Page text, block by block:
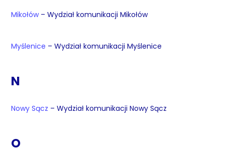
Mikołów– Wydział komunikacji Mikołów
Myślenice – Wydział komunikacji Myślenice
N
Nowy Sącz – Wydział komunikacji Nowy Sącz
O